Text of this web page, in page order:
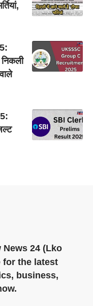
24 (Lko
for the latest
business,